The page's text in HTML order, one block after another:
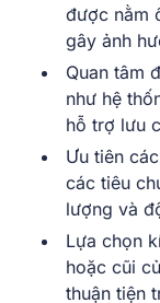
được nằm
gây ảnh
Quan tâm
như hệ
hỗ trợ lưu
Ưu tiên
các tiêu
lượng và
Lựa chọn
hoặc cũi
thuận tiện